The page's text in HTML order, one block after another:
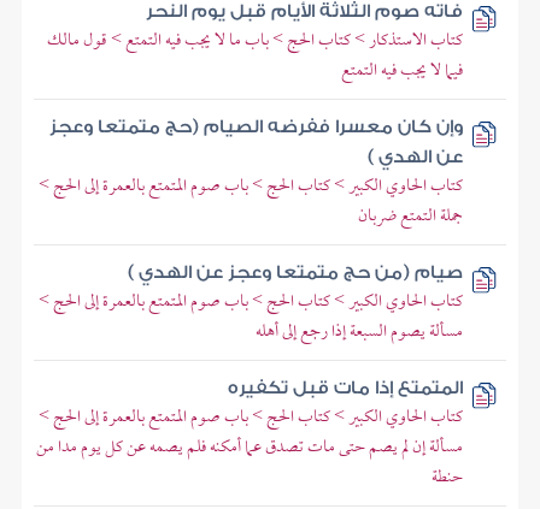
فاته صوم الثلاثة الأيام قبل يوم النحر
كتاب الاستذكار > كتاب الحج > باب ما لا يجب فيه التمتع > قول مالك
فيما لا يجب فيه التمتع
وإن كان معسرا ففرضه الصيام (حج متمتعا وعجز
عن الهدي )
كتاب الحاوي الكبير > كتاب الحج > باب صوم المتمتع بالعمرة إلى الحج >
جملة التمتع ضربان
صيام (من حج متمتعا وعجز عن الهدي )
كتاب الحاوي الكبير > كتاب الحج > باب صوم المتمتع بالعمرة إلى الحج >
مسألة يصوم السبعة إذا رجع إلى أهله
المتمتع إذا مات قبل تكفيره
كتاب الحاوي الكبير > كتاب الحج > باب صوم المتمتع بالعمرة إلى الحج >
مسألة إن لم يصم حتى مات تصدق عما أمكنه فلم يصمه عن كل يوم مدا من
حنطة